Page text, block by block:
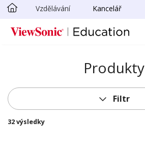
Skip to main content
Vzdělávání Kancelář
Produkty
Filtr
32 výsledky